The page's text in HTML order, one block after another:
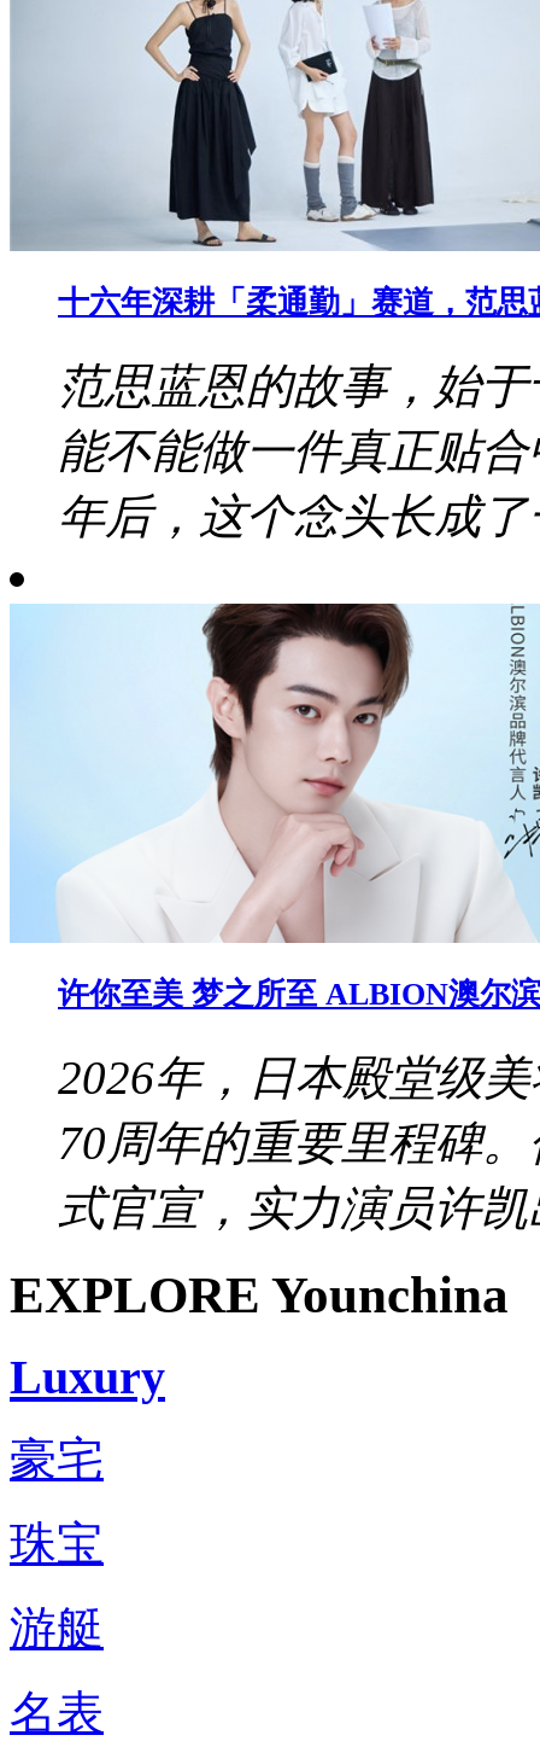
十六年深耕「柔通勤」赛道，范
范思蓝恩的故事，始
能不能做一件真正贴
年后，这个念头长成
许你至美 梦之所至 ALBION澳尔
2026年，日本殿堂级
70周年的重要里程碑
式官宣，实力演员许
EXPLORE Younchina
Luxury
豪宅
珠宝
游艇
名表